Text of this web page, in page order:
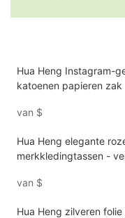
Hua Heng Instagram-
katoenen papieren zak
van $
Hua Heng elegante
merkkledingtassen -
van $
Hua Heng zilveren